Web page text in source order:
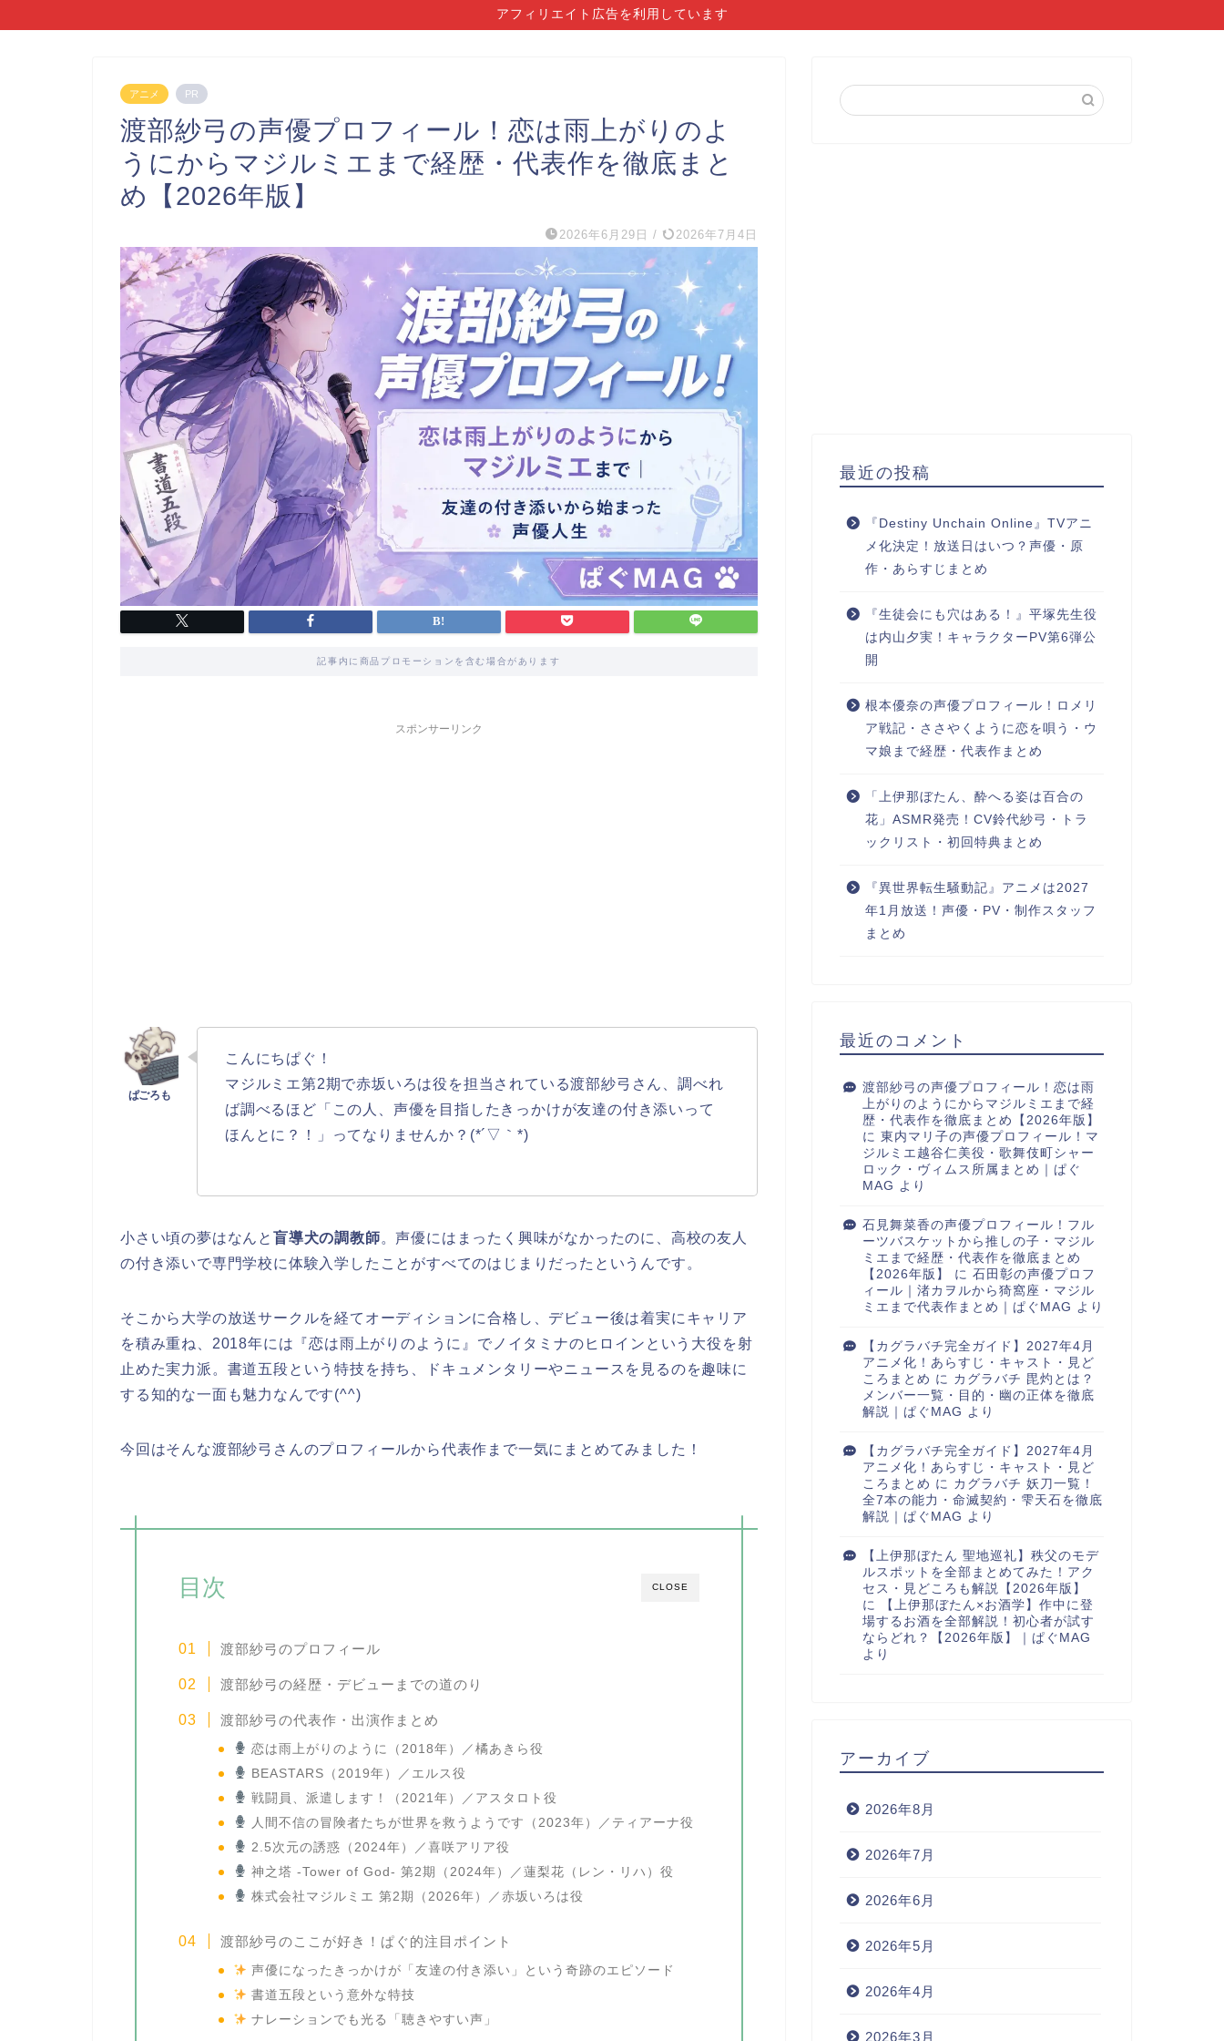
アフィリエイト広告を利用しています
アニメ PR
渡部紗弓の声優プロフィール！恋は雨上がりのよ
うにからマジルミエまで経歴・代表作を徹底まと
め【2026年版】
2026年6月29日 / 2026年7月4日
記事内に商品プロモーションを含む場合があります
スポンサーリンク
こんにちぱぐ！
マジルミエ第2期で赤坂いろは役を担当されている渡部紗弓さん、調べれ
ば調べるほど「この人、声優を目指したきっかけが友達の付き添いって
ほんとに？！」ってなりませんか？(*´▽｀*)
小さい頃の夢はなんと 盲導犬の調教師。声優にはまったく興味がなかったのに、高校の友人
の付き添いで専門学校に体験入学したことがすべてのはじまりだったというんです。
そこから大学の放送サークルを経てオーディションに合格し、デビュー後は着実にキャリア
を積み重ね、2018年には『恋は雨上がりのように』でノイタミナのヒロインという大役を射
止めた実力派。書道五段という特技を持ち、ドキュメンタリーやニュースを見るのを趣味に
する知的な一面も魅力なんです(^^)
今回はそんな渡部紗弓さんのプロフィールから代表作まで一気にまとめてみました！
CLOSE
目次
渡部紗弓のプロフィール
渡部紗弓の経歴・デビューまでの道のり
渡部紗弓の代表作・出演作まとめ
恋は雨上がりのように（2018年）／橘あきら役
BEASTARS（2019年）／エルス役
戦闘員、派遣します！（2021年）／アスタロト役
人間不信の冒険者たちが世界を救うようです（2023年）／ティアーナ役
2.5次元の誘惑（2024年）／喜咲アリア役
神之塔 -Tower of God- 第2期（2024年）／蓮梨花（レン・リハ）役
株式会社マジルミエ 第2期（2026年）／赤坂いろは役
渡部紗弓のここが好き！ぱぐ的注目ポイント
声優になったきっかけが「友達の付き添い」という奇跡のエピソード
書道五段という意外な特技
ナレーションでも光る「聴きやすい声」
最近の投稿
『Destiny Unchain Online』TVアニ
メ化決定！放送日はいつ？声優・原
作・あらすじまとめ
『生徒会にも穴はある！』平塚先生役
は内山夕実！キャラクターPV第6弾公
開
根本優奈の声優プロフィール！ロメリ
ア戦記・ささやくように恋を唄う・ウ
マ娘まで経歴・代表作まとめ
「上伊那ぼたん、酔へる姿は百合の
花」ASMR発売！CV鈴代紗弓・トラ
ックリスト・初回特典まとめ
『異世界転生騒動記』アニメは2027
年1月放送！声優・PV・制作スタッフ
まとめ
最近のコメント
渡部紗弓の声優プロフィール！恋は雨
上がりのようにからマジルミエまで経
歴・代表作を徹底まとめ【2026年版】
に 東内マリ子の声優プロフィール！マ
ジルミエ越谷仁美役・歌舞伎町シャー
ロック・ヴィムス所属まとめ｜ぱぐ
MAG より
石見舞菜香の声優プロフィール！フル
ーツバスケットから推しの子・マジル
ミエまで経歴・代表作を徹底まとめ
【2026年版】
に 石田彰の声優プロフ
ィール｜渚カヲルから猗窩座・マジル
ミエまで代表作まとめ｜ぱぐMAG より
【カグラバチ完全ガイド】2027年4月
アニメ化！あらすじ・キャスト・見ど
ころまとめ に カグラバチ 毘灼とは？
メンバー一覧・目的・幽の正体を徹底
解説｜ぱぐMAG より
【カグラバチ完全ガイド】2027年4月
アニメ化！あらすじ・キャスト・見ど
ころまとめ に カグラバチ 妖刀一覧！
全7本の能力・命滅契約・雫天石を徹底
解説｜ぱぐMAG より
【上伊那ぼたん 聖地巡礼】秩父のモデ
ルスポットを全部まとめてみた！アク
セス・見どころも解説【2026年版】
に
【上伊那ぼたん×お酒学】作中に登
場するお酒を全部解説！初心者が試す
ならどれ？【2026年版】｜ぱぐMAG
より
アーカイブ
2026年8月
2026年7月
2026年6月
2026年5月
2026年4月
2026年3月